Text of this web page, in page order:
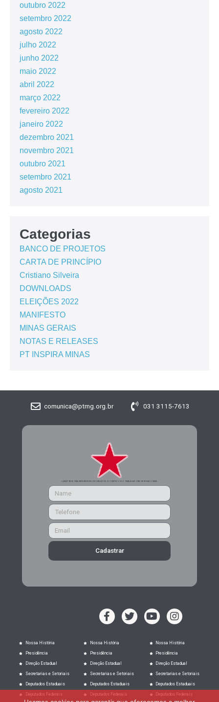
outubro 2022
setembro 2022
agosto 2022
julho 2022
junho 2022
maio 2022
abril 2022
março 2022
fevereiro 2022
janeiro 2022
dezembro 2021
novembro 2021
outubro 2021
setembro 2021
agosto 2021
Categorias
BANCO DE PROJETOS
CARTA DE PRINCÍPIO
Cristiano Silveira
DOWNLOADS
ELEIÇÕES 2022
MANIFESTO
MINAS GERAIS
NOTAS E RELEASES
PT INSPIRA MINAS
comunica@ptmg.org.br 031 3115-7613
CADASTRE-SE PARA RECEBER MAIS INFORMAÇÕES DO PARTIDO DOS TRABALHADORES DE MINAS GERAIS
Cadastrar
Nossa História
Presidência
Direção Estadual
Secretarias e Setoriais
Deputados Estaduais
Deputados Federais
Nossa História
Presidência
Direção Estadual
Secretarias e Setoriais
Deputados Estaduais
Deputados Federais
Nossa História
Presidência
Direção Estadual
Secretarias e Setoriais
Deputados Estaduais
Deputados Federais